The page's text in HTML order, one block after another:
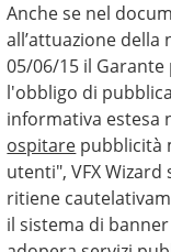
Anche se nel
all’attuazione
05/06/15 il Garante
l'obbligo di
informativa estesa
ospitare pubblicità
utenti", VFX Wizard
ritiene
il sistema di